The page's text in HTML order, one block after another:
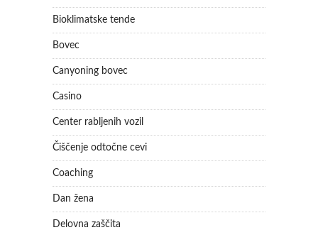
Bioklimatske tende
Bovec
Canyoning bovec
Casino
Center rabljenih vozil
Čiščenje odtočne cevi
Coaching
Dan žena
Delovna zaščita